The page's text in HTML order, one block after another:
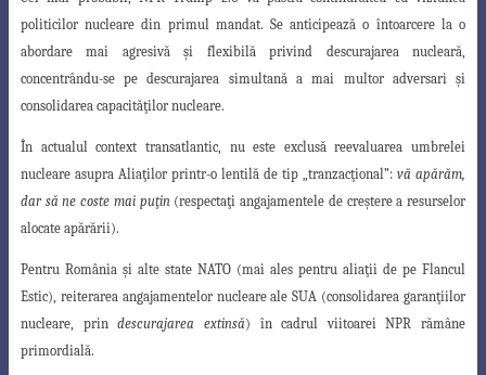
politicilor nucleare din primul mandat. Se anticipează o întoarcere la o
abordare mai agresivă şi flexibilă privind descurajarea nucleară,
concentrându-se pe descurajarea simultană a mai multor adversari şi
consolidarea capacităţilor nucleare.
În actualul context transatlantic, nu este exclusăreevaluarea umbrelei
nucleareasupra Aliaţilor printr-o lentilă de tip „tranzacţional”:vă apărăm,
dar să ne coste mai puţin (respectaţi angajamentele de creştere a resurselor
alocate apărării).
Pentru România şi alte state NATO (mai ales pentru aliaţii de pe Flancul
Estic) , reiterarea angajamentelor nucleare ale SUA (consolidarea garanţiilor
nucleare, prindescurajarea extinsă) în cadrul viitoarei NPR rămâne
primordială.